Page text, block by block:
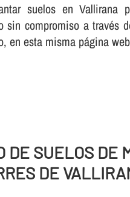
suelos en Vallirana
sin compromiso a través
en esta misma página
DE SUELOS DE
DE